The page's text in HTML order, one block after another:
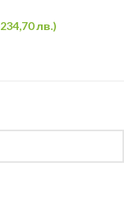
234,70лв.)